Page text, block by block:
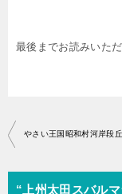
最後までお読みいた
投
稿
ナ
ビ“上州太田スバル